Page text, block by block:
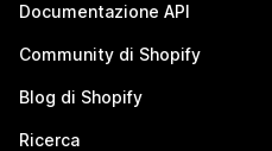
Documentazione API
Community di Shopify
Blog di Shopify
Ricerca